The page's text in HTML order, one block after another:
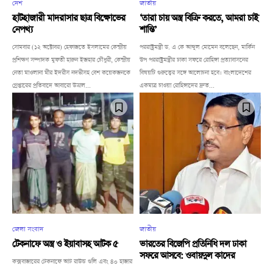
দেশ
হাটহাজারী মাদরাসার ছাত্র বিক্ষোভের
নেপথ্য
সোমবার (১২ অক্টোবর) হেফাজতে ইসলামের কেন্দ্রীয়
প্রশিক্ষণ সম্পাদক মুফতী হারুন ইজহার চৌধুরী, কেন্দ্রীয়
নেতা মাওলানা মীর ইদরীস নদভীসহ বেশ কয়েকজনকে
গ্রেপ্তারের প্রতিবাদে আবারো উত্তাল...
জাতীয়
‘তারা চায় অস্ত্র বিক্রি করতে, আমরা চাই
শান্তি’
পররাষ্ট্রমন্ত্রী ড. এ কে আব্দুল মোমেন বলেছেন, মার্কিন
উপ পররাষ্ট্রমন্ত্রীর ঢাকা সফরে রোহিঙ্গা প্রত্যাবাসনের
বিষয়টি গুরুত্বের সঙ্গে আলোচনা হবে। বাংলাদেশের
একমাত্র চাওয়া রোহিঙ্গাদের দ্রুত...
জেলা সংবাদ
টেকনাফে অস্ত্র ও ইয়াবাসহ আটক ৫
কক্সবাজারের টেকনাফে আট রাউন্ড গুলি এবং ৪০ হাজার
জাতীয়
ভারতের বিজেপি প্রতিনিধি দল ঢাকা
সফরে আসবে: ওবায়দুল কাদের